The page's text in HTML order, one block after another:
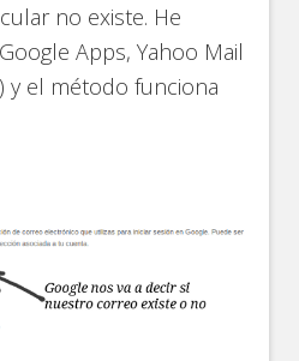
no existe. He
Apps, Yahoo Mail
y el método funciona